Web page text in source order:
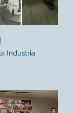
Industria